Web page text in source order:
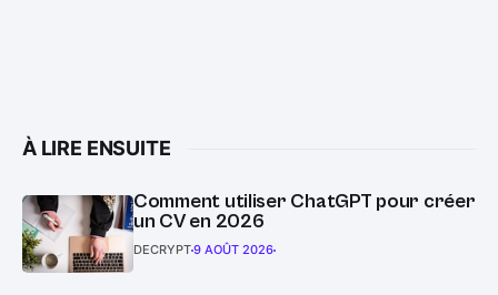
À LIRE ENSUITE
Comment utiliser ChatGPT pour créer
un CV en 2026
DECRYPT9 AOÛT 2026